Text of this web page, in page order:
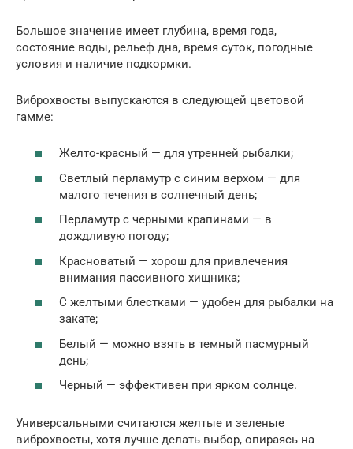
Большое значение имеет глубина, время года,
состояние воды, рельеф дна, время суток, погодные
условия и наличие подкормки.
Виброхвосты выпускаются в следующей цветовой
гамме:
Желто-красный — для утренней рыбалки;
Светлый перламутр с синим верхом — для
малого течения в солнечный день;
Перламутр с черными крапинами — в
дождливую погоду;
Красноватый — хорош для привлечения
внимания пассивного хищника;
С желтыми блестками — удобен для рыбалки на
закате;
Белый — можно взять в темный пасмурный
день;
Черный — эффективен при ярком солнце.
Универсальными считаются желтые и зеленые
виброхвосты, хотя лучше делать выбор, опираясь на